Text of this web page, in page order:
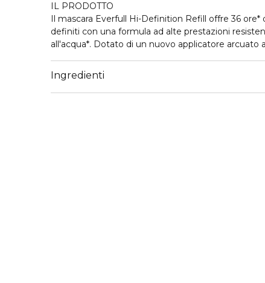
IL PRODOTTO
Il mascara Everfull Hi-Definition Refill offre 36
definiti con una formula ad alte prestazioni
all'acqua*. Dotato di un nuovo applicatore arcuato
ciglia infinitamente lunghe senza creare grumi. La
disponibile in una tonalità Total Black ultra-lucida
che dura tutto il giorno.
Ingredienti